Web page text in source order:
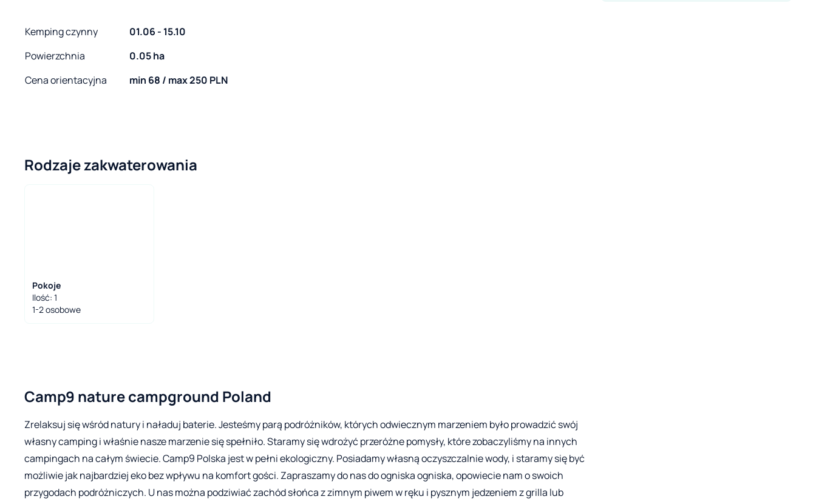
Kemping czynny
01.06 - 15.10
Powierzchnia
0.05 ha
Cena orientacyjna
min 68 / max 250 PLN
Rodzaje zakwaterowania
Pokoje
Ilość: 1
1-2 osobowe
Camp9 nature campground Poland
Zrelaksuj się wśród natury i naładuj baterie. Jesteśmy parą podróżników, których odwiecznym marzeniem było prowadzić swój
własny camping i właśnie nasze marzenie się spełniło. Staramy się wdrożyć przeróżne pomysły, które zobaczyliśmy na innych
campingach na całym świecie. Camp9 Polska jest w pełni ekologiczny. Posiadamy własną oczyszczalnie wody, i staramy się być
możliwie jak najbardziej eko bez wpływu na komfort gości. Zapraszamy do nas do ogniska ogniska, opowiecie nam o swoich
przygodach podróżniczych. U nas można podziwiać zachód słońca z zimnym piwem w ręku i pysznym jedzeniem z grilla lub